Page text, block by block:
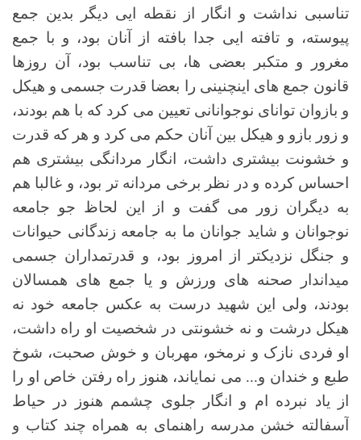
تناسبی نداشت و انگار از نقطه ایی دیگر بدین جمع
پیوسته، و تافته ایی جدا بافته از آنان بود، و با جمع
مغرور و متکبر بعضی ها، بی تناسب بود، آن روزها
قانون جمع های اینچنینی را بعضا قدرت جسمی و هیکل
و بازوان توانای نوجوانانی تعیین می کرد که با هم بودند،
و زور بازو و هیکل بین آنان حکم می کرد و هر که قدرت
و خشونت بیشتری داشت، انگار مردانگی بیشتری هم
احساس کرده و در نظر برخی مردانه تر بود، و غالبا هم
به دیگران زور می گفت و از این لحاظ جو جامعه
نوجوانان و شاید جوانان ما به جامعه زندگانی حیوانات
و جنگل نزدیکتر از امروز بود، و قدرتمداران جسمی
میداندار صحنه های ورزش و یا جمع های همسالان
بودند، ولی این شهید درست به عکس جامعه خود نه
هیکل درشت و نه خشونتی در شخصیت او راه داشت،
او فردی نازک و نرمخو، مهربان و خوش صحبت، شوخ
طبع و خندان و... می نمایاند، هنوز راه رفتن خاص او را
از یاد نبرده ام و انگار جلوی چشمم هنوز در حیاط
آسفالته خشن مدرسه راهنمای به همراه چند کتاب و